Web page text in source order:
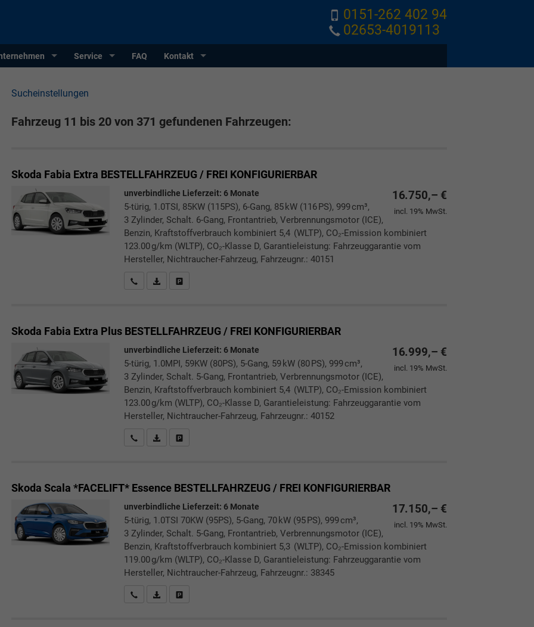
0151-262 402 94
02653-4019113
Service FAQ Kontakt
Sucheinstellungen
Fahrzeug 11 bis 20 von 371 gefundenen Fahrzeugen:
Skoda Fabia Extra BESTELLFAHRZEUG / FREI KONFIGURIERBAR
16.750,– €
incl. 19% MwSt.
unverbindliche Lieferzeit: 6 Monate
5-türig, 1.0TSI, 85KW (115PS), 6-Gang, 85 kW (116 PS), 999 cm³,
3 Zylinder, Schalt. 6-Gang, Frontantrieb, Verbrennungsmotor (ICE),
Benzin, Kraftstoffverbrauch kombiniert 5,4 (WLTP), CO₂-Emission kombiniert
123.00 g/km (WLTP), CO₂-Klasse D, Garantieleistung: Fahrzeuggarantie vom
Hersteller, Nichtraucher-Fahrzeug, Fahrzeugnr.: 40151
Rückrufbitte absenden
PDF-Datei, Fahrzeugexposé drucken
Drucken, parken oder vergleichen
Skoda Fabia Extra Plus BESTELLFAHRZEUG / FREI KONFIGURIERBAR
16.999,– €
incl. 19% MwSt.
unverbindliche Lieferzeit: 6 Monate
5-türig, 1.0MPI, 59KW (80PS), 5-Gang, 59 kW (80 PS), 999 cm³,
3 Zylinder, Schalt. 5-Gang, Frontantrieb, Verbrennungsmotor (ICE),
Benzin, Kraftstoffverbrauch kombiniert 5,4 (WLTP), CO₂-Emission kombiniert
123.00 g/km (WLTP), CO₂-Klasse D, Garantieleistung: Fahrzeuggarantie vom
Hersteller, Nichtraucher-Fahrzeug, Fahrzeugnr.: 40152
Rückrufbitte absenden
PDF-Datei, Fahrzeugexposé drucken
Drucken, parken oder vergleichen
Skoda Scala *FACELIFT* Essence BESTELLFAHRZEUG / FREI KONFIGURIERBAR
17.150,– €
incl. 19% MwSt.
unverbindliche Lieferzeit: 6 Monate
5-türig, 1.0TSI 70KW (95PS), 5-Gang, 70 kW (95 PS), 999 cm³,
3 Zylinder, Schalt. 5-Gang, Frontantrieb, Verbrennungsmotor (ICE),
Benzin, Kraftstoffverbrauch kombiniert 5,3 (WLTP), CO₂-Emission kombiniert
119.00 g/km (WLTP), CO₂-Klasse D, Garantieleistung: Fahrzeuggarantie vom
Hersteller, Nichtraucher-Fahrzeug, Fahrzeugnr.: 38345
Rückrufbitte absenden
PDF-Datei, Fahrzeugexposé drucken
Drucken, parken oder vergleichen